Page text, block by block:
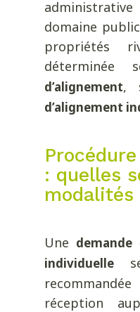
domaine
propriétés
d’alignement,
d’alignement
: quelles
modalités
Une demande
individuelle
réception